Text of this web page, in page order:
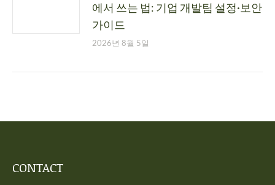
에서 쓰는 법: 기업 개발팀 설정·보안
가이드
2026년 8월 5일
CONTACT